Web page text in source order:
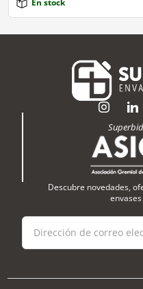
En stock
Descubre novedades,